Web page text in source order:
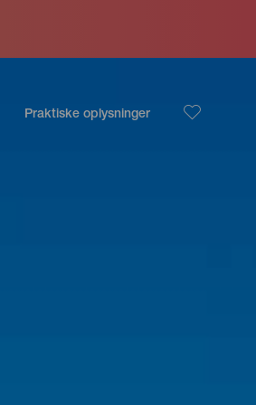
Praktiske oplysninger